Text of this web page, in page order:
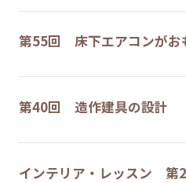
第55回 床下エアコンがお
第40回 造作建具の設計
インテリア・レッスン 第